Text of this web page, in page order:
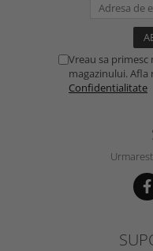
Vreau sa
magazinului. Afla
Confidentialitate